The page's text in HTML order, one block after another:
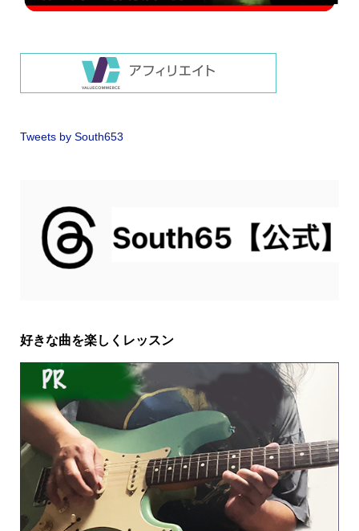
Tweets by South653
好きな曲を楽しくレッスン